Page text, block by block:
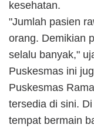
kesehatan.
"Jumlah pasien
orang. Demikian
selalu banyak,"
Puskesmas ini
Puskesmas
tersedia di sini.
tempat bermain